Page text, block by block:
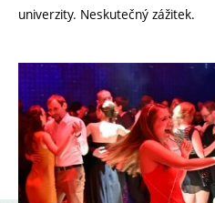
univerzity. Neskutečný zážitek.